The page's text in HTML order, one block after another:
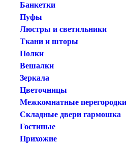
Банкетки
Пуфы
Люстры и светильники
Ткани и шторы
Полки
Вешалки
Зеркала
Цветочницы
Межкомнатные перегородки
Складные двери гармошка
Гостиные
Прихожие